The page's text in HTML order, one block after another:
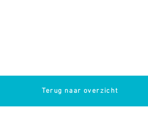
Terug naar overzicht